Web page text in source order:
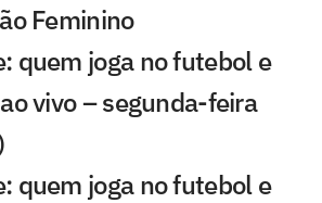
Feminino
quem joga no futebol e
vivo – segunda-feira
quem joga no futebol e